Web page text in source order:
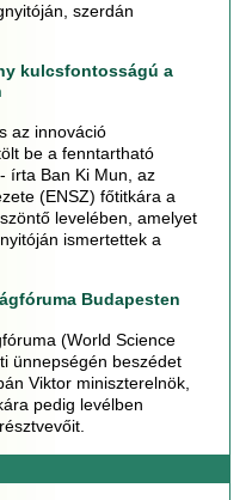
szerdán
kulcsfontosságú a
az innováció
be a fenntartható
írta Ban Ki Mun, az
(ENSZ) főtitkára a
levelében, amelyet
ismertettek a
Budapesten
(World Science
ünnepségén beszédet
Viktor miniszterelnök,
pedig levélben